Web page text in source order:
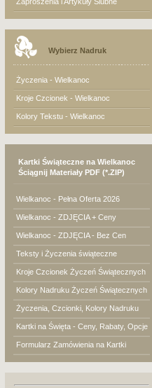
Wybierz Nadruk
Życzenia - Wielkanoc
Kroje Czcionek - Wielkanoc
Kolory Tekstu - Wielkanoc
Kartki Świąteczne na Wielkanoc
Ściągnij Materiały PDF (*.ZIP)
Wielkanoc - Pełna Oferta 2026
Wielkanoc - ZDJĘCIA + Ceny
Wielkanoc - ZDJĘCIA - Bez Cen
Teksty i Życzenia świąteczne
Kroje Czcionek Życzeń Świątecznych
Kolory Nadruku Życzeń Świątecznych
Życzenia, Czcionki, Kolory Nadruku
Kartki na Święta - Ceny, Rabaty, Opcje
Formularz Zamówienia na Kartki